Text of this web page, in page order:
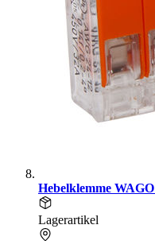
Hebelklemme
Lagerartikel